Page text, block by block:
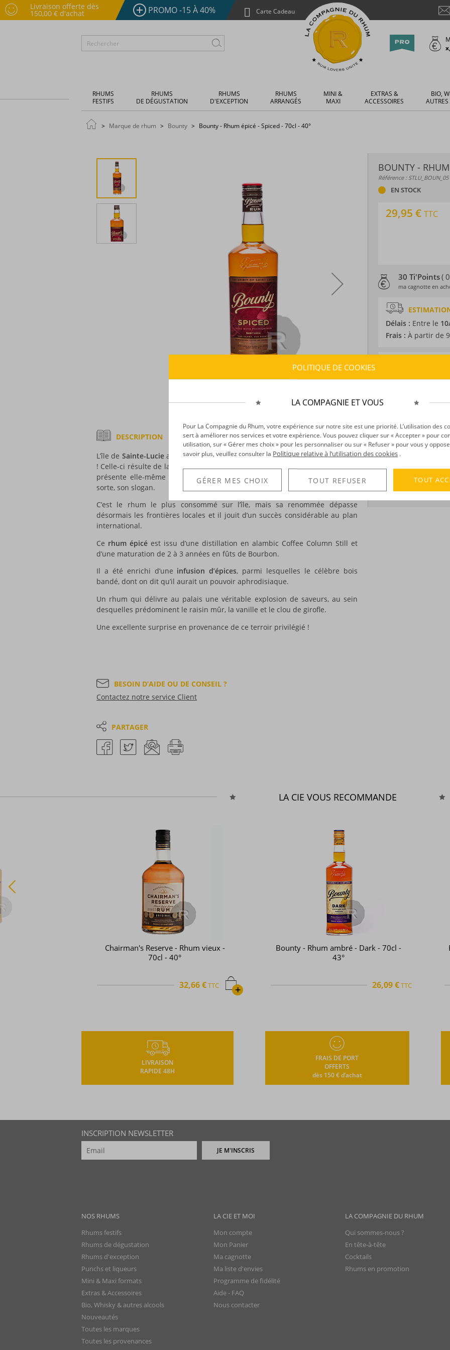
Livraison offerte dès
150,00 € d'achat PROMO -15 À 40% Carte Cadeau
RHUMS
FESTIFS
RHUMS
DE DÉGUSTATION
RHUMS
D'EXCEPTION
RHUMS
ARRANGÉS
MINI &
MAXI
EXTRAS &
ACCESSOIRES
BIO,
Marque de rhum Bounty Bounty - Rhum épicé - Spiced - 70cl - 40°
BOUNTY -
Référence : STLU_BOUN_05
EN STOCK
29,95 € TTC
30 Ti'Points(
ma cagnotte en
Délais : Entre le
Frais : À partir de
Type d’alcool :
Distillation :
Volume :70CL
Degré :40°
Voir tous les
DESCRIPTION
L’île de Sainte-Lucieabrite de nombreuses marques, et parmi elles…Bounty
! Celle-ci résulte de la fusion de deux distilleries : Dennery et Roseau. Elle se
présente elle-même comme « l’esprit de Sainte-Lucie » : c’est, en quelque
sorte, son slogan.
C’est le rhum le plus consommé sur l’île, mais sa renommée dépasse
désormais les frontières locales et il jouit d’un succès considérable au plan
international.
Ce rhum épicéest issu d’une distillation en alambic Coffee Column Still et
d’une maturation de 2 à 3 années en fûts de Bourbon.
Il a été enrichi d’une infusion d’épices, parmi lesquelles le célèbre bois
bandé, dont on dit qu’il aurait un pouvoir aphrodisiaque.
Un rhum qui délivre au palais une véritable explosion de saveurs, au sein
desquelles prédominent le raisin mûr, la vanille et le clou de girofle.
Une excellente surprise en provenance de ce terroir privilégié !
BESOIN D’AIDE OU DE CONSEIL ?
Contactez notre service Client
PARTAGER
LA CIE VOUS RECOMMANDE
Chairman's Reserve - Rhum vieux -
70cl - 40°
+
32,66 €TTC
Bounty - Rhum ambré - Dark - 70cl -
43°
26,09 €TTC
LIVRAISON
RAPIDE 48H
FRAIS DE PORT
OFFERTS
dès 150 € d’achat
INSCRIPTION NEWSLETTER
JE M'INSCRIS
NOS RHUMS
Rhums festifs
Rhums de dégustation
Rhums d'exception
Punchs et liqueurs
Mini & Maxi formats
Extras & Accessoires
Bio, Whisky & autres alcools
Nouveautés
Toutes les marques
Toutes les provenances
LA COMPAGNIE DU RHUM
Qui sommes-nous ?
En tête-à-tête
Cocktails
Rhums en promotion
LA CIE ET MOI
Mon compte
Mon Panier
Ma cagnotte
Ma liste d'envies
Programme de fidélité
Aide - FAQ
Nous contacter
POLITIQUE DE COOKIES
LA COMPAGNIE ET VOUS
Pour La Compagnie du Rhum, votre expérience sur notre site est une priorité. L’utilisation des
sert à améliorer nos services et votre expérience. Vous pouvez cliquer sur « Accepter » pour
utilisation, sur « Gérer mes choix » pour les personnaliser ou sur « Refuser » pour vous y
savoir plus, veuillez consulter la Politique relative à l’utilisation des cookies .
GÉRER MES CHOIX TOUT REFUSER TOUT